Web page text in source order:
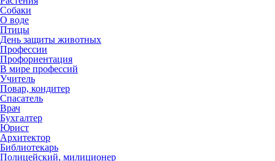
Собаки
О воде
Птицы
День защиты животных
Профессии
Профориентация
В мире профессий
Учитель
Повар, кондитер
Спасатель
Врач
Бухгалтер
Юрист
Архитектор
Библиотекарь
Полицейский, милиционер